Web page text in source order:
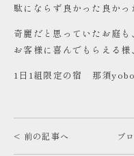
駄にならず良かった良かっ
奇麗だと思っていたお庭も
お客様に喜んでもらえる
1日1組限定の宿 那須
< 前の記事へ ブ